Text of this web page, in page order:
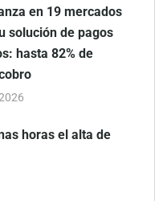
en 19 mercados
solución de pagos
hasta 82% de
horas el alta de